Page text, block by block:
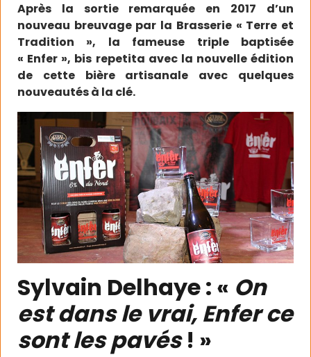
Après la sortie remarquée en 2017 d’un
nouveau breuvage par la Brasserie « Terre et
Tradition », la fameuse triple baptisée
« Enfer », bis repetita avec la nouvelle édition
de cette bière artisanale avec quelques
nouveautés à la clé.
Sylvain Delhaye : « On
est dans le vrai, Enfer ce
sont les pavés! »